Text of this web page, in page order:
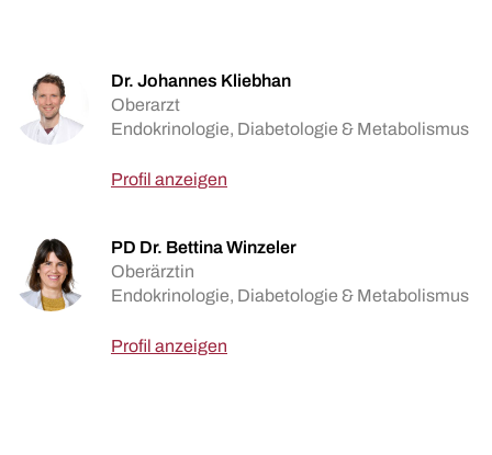
Dr. Johannes Kliebhan
Oberarzt
Endokrinologie, Diabetologie & Metabolismus
Profil anzeigen
PD Dr. Bettina Winzeler
Oberärztin
Endokrinologie, Diabetologie & Metabolismus
Profil anzeigen